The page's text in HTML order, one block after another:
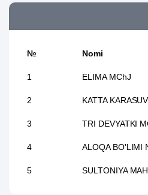
№ Nomi
1 ELIMA MChJ
2 KATTA
3 TRI DEVYATKI
4 ALOQA BO'LIMI
5 SULTONIYA